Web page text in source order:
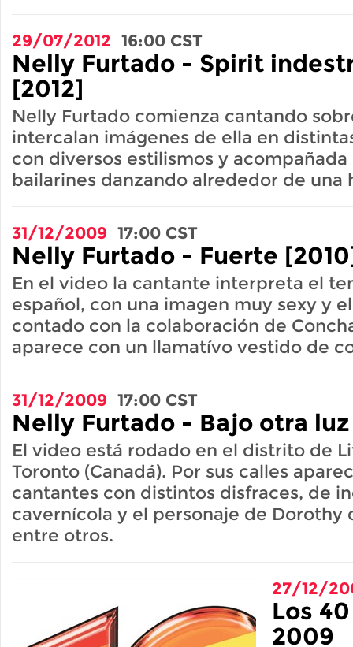
29/07/2012 16:00 CST
Nelly Furtado - Spirit
[2012]
Nelly Furtado comienza cantando
intercalan imágenes de ella en
con diversos estilismos y
bailarines danzando alrededor de una
31/12/2009 17:00 CST
Nelly Furtado - Fuerte
En el video la cantante interpreta el
español, con una imagen muy sexy y
contado con la colaboración de
aparece con un llamatívo vestido de
31/12/2009 17:00 CST
Nelly Furtado - Bajo otra
El video está rodado en el distrito de
Toronto (Canadá). Por sus calles
cantantes con distintos disfraces, de
cavernícola y el personaje de Dorothy
entre otros.
27/12/
Los
2009